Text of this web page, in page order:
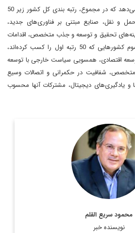
بررسی رتبه­‌های ایران نشان می‌­دهد که در مجموع، رتبه ­بندی کل کشور زیر 50
نقل، صنایع مبتنی بر فناوری­‌های جدید،
تحقیق و توسعه و جذب متخصص، اقدامات
فراوانی باید صورت پذیرد. عموم کشورهایی که 50 رتبه اول را کسب کرده‌­اند،
اقتصادی، هم­سویی سیاست خارجی با توسعه
متخصص، شفافیت در حکمرانی و اتصالات وسیع
و یادگیری­‌های دیجیتال، مشترکات آن­ها محسوب
محمود سریع القلم
نویسنده خبر
دانشگاه شهید بهشتی و کارشناس ارشد
روابط بین‌الملل.
اطلاعات بیشتر